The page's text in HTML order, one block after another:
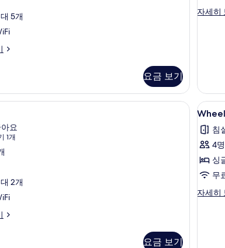
5개
요금 보기
사
기
자세히
컴
세
히
보
기
리미/다리미판 노트북 작업 공간, 암막 커튼, 방음 설비, 다리
10점
요
1개
2개
요금 보기
room
사
진
모
9
침
4명
싱
무
자세히